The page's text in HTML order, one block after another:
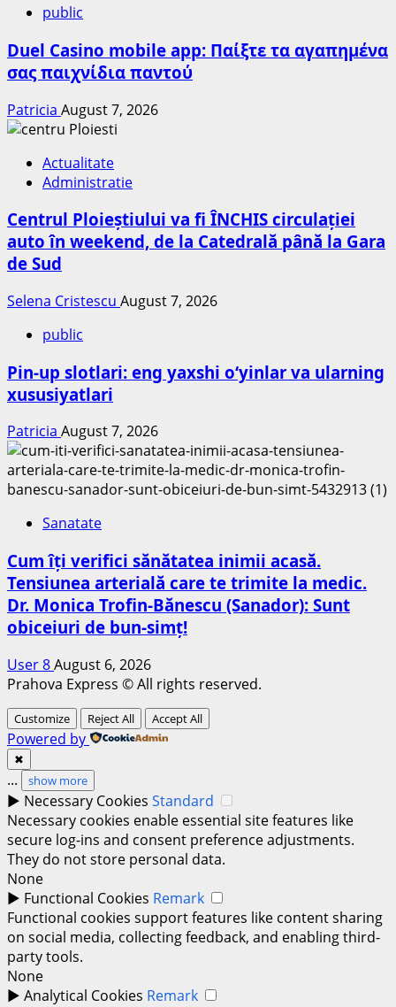
public
Duel Casino mobile app: Παίξτε τα αγαπημένα
σας παιχνίδια παντού
Patricia August 7, 2026
Actualitate
Administratie
Centrul Ploieștiului va fi ÎNCHIS circulației
auto în weekend, de la Catedrală până la Gara
de Sud
Selena Cristescu August 7, 2026
public
Pin-up slotlari: eng yaxshi o‘yinlar va ularning
xususiyatlari
Patricia August 7, 2026
Sanatate
Cum îți verifici sănătatea inimii acasă.
Tensiunea arterială care te trimite la medic.
Dr. Monica Trofin-Bănescu (Sanador): Sunt
obiceiuri de bun-simț!
User 8August 6, 2026
Prahova Express © All rights reserved.
Customize Reject All Accept All
Powered by
✖
... show more
► Necessary Cookies Standard
Necessary cookies enable essential site features like
secure log-ins and consent preference adjustments.
They do not store personal data.
None
► Functional Cookies Remark
Functional cookies support features like content sharing
on social media, collecting feedback, and enabling third-
party tools.
None
► Analytical Cookies Remark